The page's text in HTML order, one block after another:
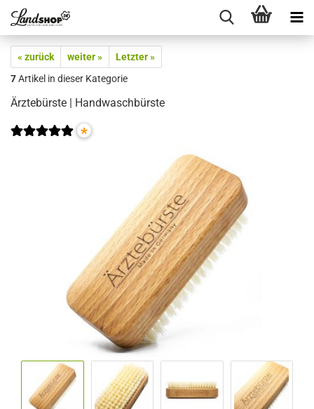
« zurück weiter »
Letzter »
7Artikel in dieser Kategorie
Ärztebürste | Handwaschbürste
*